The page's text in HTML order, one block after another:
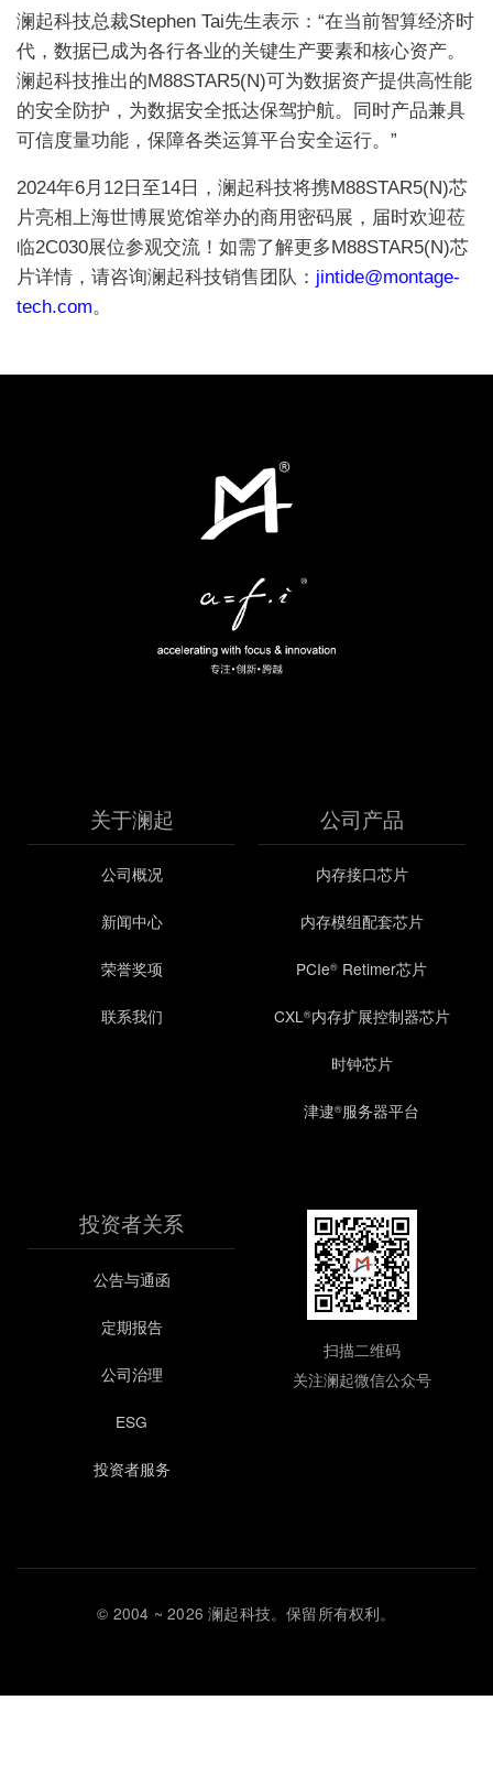
澜起科技总裁Stephen Tai先生表示：“在当前智算经济时
代，数据已成为各行各业的关键生产要素和核心资产。
澜起科技推出的M88STAR5(N)可为数据资产提供高性能
的安全防护，为数据安全抵达保驾护航。同时产品兼具
可信度量功能，保障各类运算平台安全运行。”
2024年6月12日至14日，澜起科技将携M88STAR5(N)芯
片亮相上海世博展览馆举办的商用密码展，届时欢迎莅
临2C030展位参观交流！如需了解更多M88STAR5(N)芯
片详情，请咨询澜起科技销售团队： jintide@montage-
tech.com。
关于澜起
公司概况
新闻中心
荣誉奖项
联系我们
公司产品
内存接口芯片
内存模组配套芯片
PCIe® Retimer芯片
CXL®内存扩展控制器芯片
时钟芯片
津逮®服务器平台
投资者关系
公告与通函
定期报告
公司治理
ESG
投资者服务
扫描二维码
关注澜起微信公众号
© 2004 ~ 2026 澜起科技。保留所有权利。